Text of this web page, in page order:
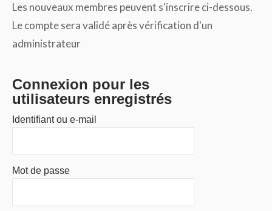
Les nouveaux membres peuvent s'inscrire ci-dessous.
Le compte sera validé après vérification d'un
administrateur
Connexion pour les
utilisateurs enregistrés
Identifiant ou e-mail
Mot de passe